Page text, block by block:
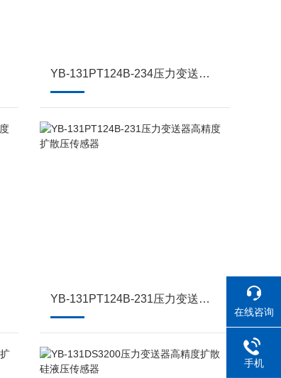
YB-131PT124B-234压力变送器高精度扩散压传感器
YB-131PT124B-231压力变送器高精度扩散压传感器
在线咨询
手机